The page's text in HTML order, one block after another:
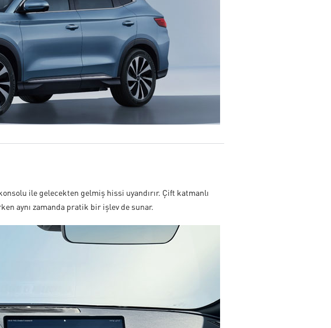
ile gelecekten gelmiş hissi uyandırır. Çift katmanlı
aynı zamanda pratik bir işlev de sunar.